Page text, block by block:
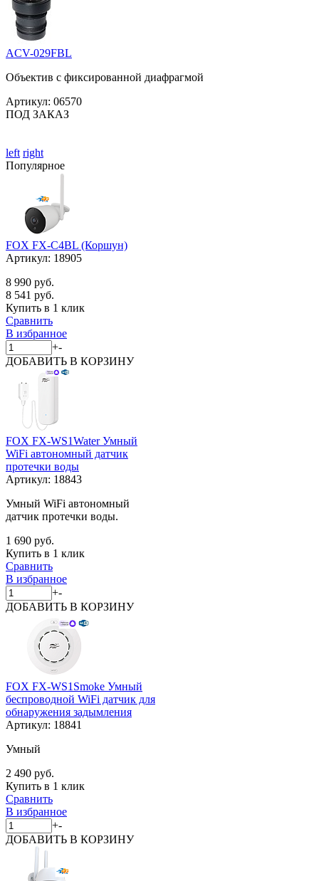
ACV-029FBL
Объектив с фиксированной диафрагмой
Артикул: 06570
ПОД ЗАКАЗ
left right
Популярное
FOX FX-C4BL (Коршун)
Артикул: 18905
8 990 руб.
8 541 руб.
Купить в 1 клик
Сравнить
В избранное
+-
ДОБАВИТЬ В КОРЗИНУ
FOX FX-WS1Water Умный
WiFi автономный датчик
протечки воды
Артикул: 18843
Умный WiFi автономный
датчик протечки воды.
1 690 руб.
Купить в 1 клик
Сравнить
В избранное
+-
ДОБАВИТЬ В КОРЗИНУ
FOX FX-WS1Smoke Умный
беспроводной WiFi датчик для
обнаружения задымления
Артикул: 18841
Умный
2 490 руб.
Купить в 1 клик
Сравнить
В избранное
+-
ДОБАВИТЬ В КОРЗИНУ